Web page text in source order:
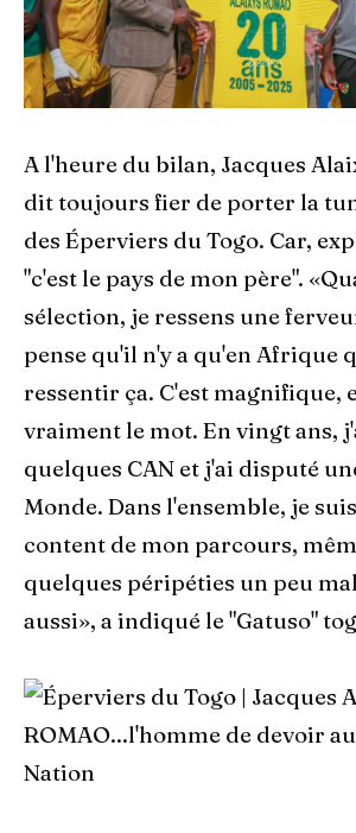
A l'heure du bilan, Jacques
dit toujours fier de porter la
des Éperviers du Togo. Car,
"c'est le pays de mon père".
sélection, je ressens une
pense qu'il n'y a qu'en Afrique
ressentir ça. C'est magnifique,
vraiment le mot. En vingt ans,
quelques CAN et j'ai disputé
Monde. Dans l'ensemble, je
content de mon parcours,
quelques péripéties un peu
aussi», a indiqué le "Gatuso"